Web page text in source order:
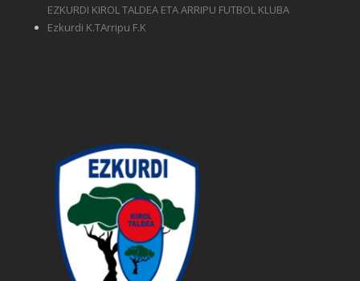
EZKURDI KIROL TALDEA ETA ARRIPU FUTBOL KLUBA
Ezkurdi K.TArripu F.K